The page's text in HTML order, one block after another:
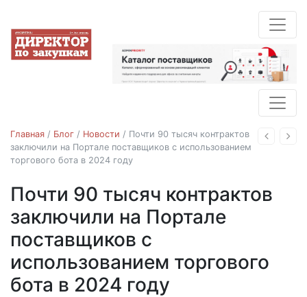
Назад
Главная / Блог / Новости / Почти 90 тысяч контрактов
заключили на Портале поставщиков с использованием
торгового бота в 2024 году
Новости
Почти 90 тысяч контрактов
заключили на Портале
поставщиков с
использованием торгового
бота в 2024 году